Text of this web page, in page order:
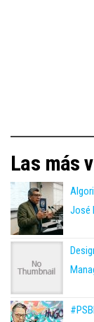
Las más
José